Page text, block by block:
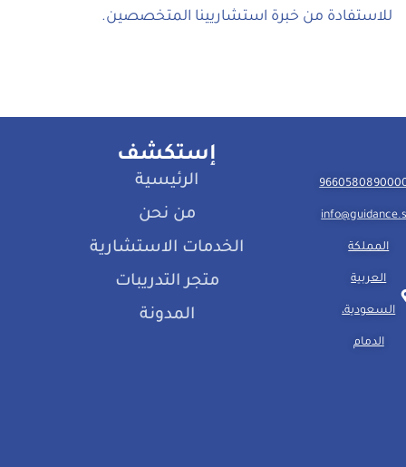
للاستفادة من خبرة استشاريينا المتخصصين.
المملكة
العربية
السعودية،
الدمام
إستكشف
الرئيسية
من نحن
الخدمات الاستشارية
متجر التدريبات
المدونة